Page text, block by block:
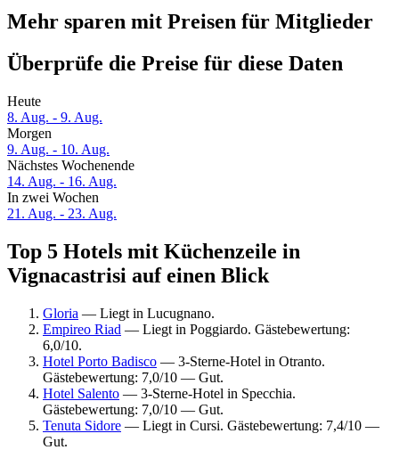
Mehr sparen mit Preisen für Mitglieder
Überprüfe die Preise für diese Daten
Heute
8. Aug. - 9. Aug.
Morgen
9. Aug. - 10. Aug.
Nächstes Wochenende
14. Aug. - 16. Aug.
In zwei Wochen
21. Aug. - 23. Aug.
Top 5 Hotels mit Küchenzeile in
Vignacastrisi auf einen Blick
Gloria — Liegt in Lucugnano.
Empireo Riad — Liegt in Poggiardo. Gästebewertung:
6,0/10.
Hotel Porto Badisco — 3-Sterne-Hotel in Otranto.
Gästebewertung: 7,0/10 — Gut.
Hotel Salento — 3-Sterne-Hotel in Specchia.
Gästebewertung: 7,0/10 — Gut.
Tenuta Sidore — Liegt in Cursi. Gästebewertung: 7,4/10 —
Gut.